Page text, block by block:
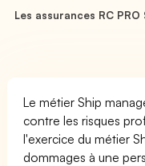
Les assurances RC
Le métier Ship
contre les risques
l'exercice du métier
dommages à une